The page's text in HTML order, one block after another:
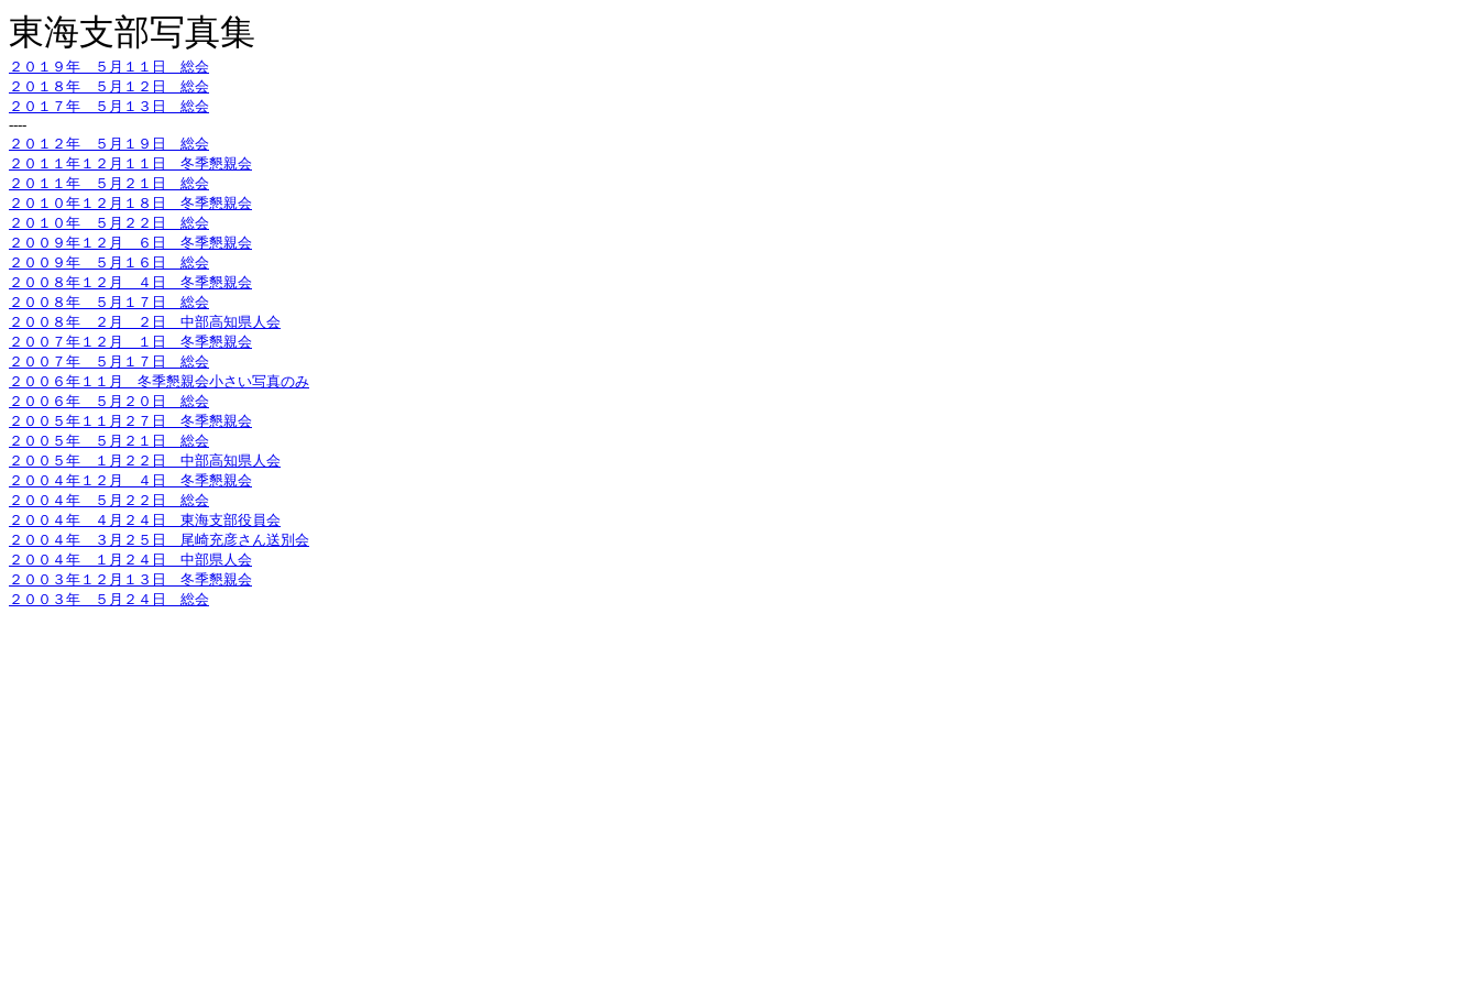
東海支部写真集
２０１９年 ５月１１日 総会
２０１８年 ５月１２日 総会
２０１７年 ５月１３日 総会
----
２０１２年 ５月１９日 総会
２０１１年１２月１１日 冬季懇親会
２０１１年 ５月２１日 総会
２０１０年１２月１８日 冬季懇親会
２０１０年 ５月２２日 総会
２００９年１２月 ６日 冬季懇親会
２００９年 ５月１６日 総会
２００８年１２月 ４日 冬季懇親会
２００８年 ５月１７日 総会
２００８年 ２月 ２日 中部高知県人会
２００７年１２月 １日 冬季懇親会
２００７年 ５月１７日 総会
２００６年１１月 冬季懇親会小さい写真のみ
２００６年 ５月２０日 総会
２００５年１１月２７日 冬季懇親会
２００５年 ５月２１日 総会
２００５年 １月２２日 中部高知県人会
２００４年１２月 ４日 冬季懇親会
２００４年 ５月２２日 総会
２００４年 ４月２４日 東海支部役員会
２００４年 ３月２５日 尾崎充彦さん送別会
２００４年 １月２４日 中部県人会
２００３年１２月１３日 冬季懇親会
２００３年 ５月２４日 総会